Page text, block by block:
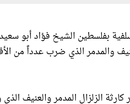
بفلسطين الشيخ فؤاد أبو
والمدمر الذي ضرب عدداً من
الزلزال المدمر والعنيف